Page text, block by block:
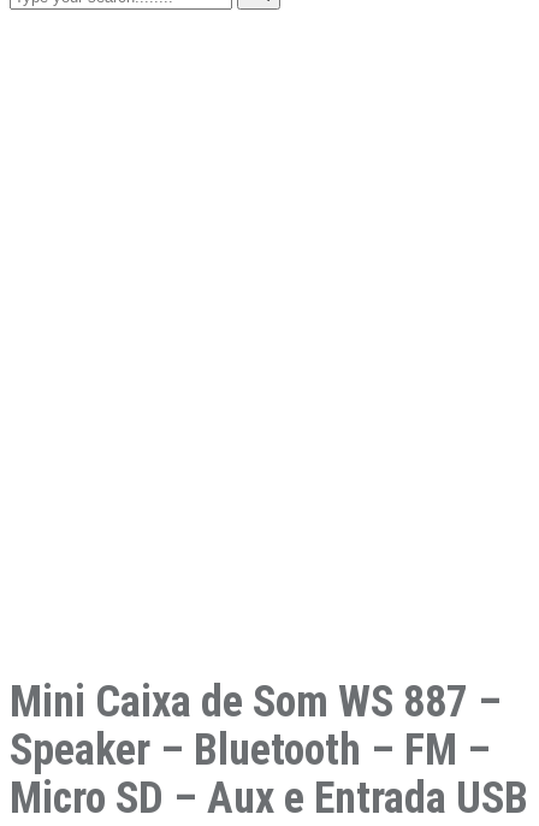
Mini Caixa de Som WS 887 –
Speaker – Bluetooth – FM –
Micro SD – Aux e Entrada USB